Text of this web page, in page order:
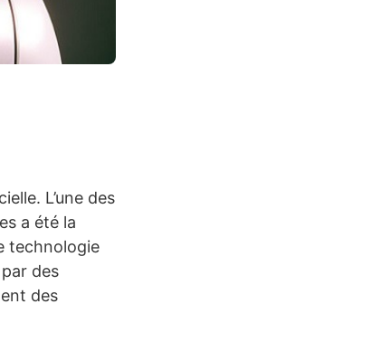
L’une des
a été la
technologie
des
des